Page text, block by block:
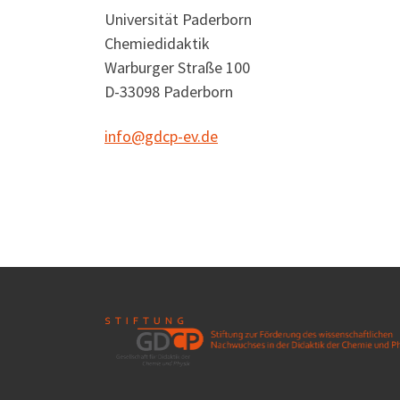
Universität Paderborn
Chemiedidaktik
Warburger Straße 100
D-33098 Paderborn
info@gdcp-ev.de